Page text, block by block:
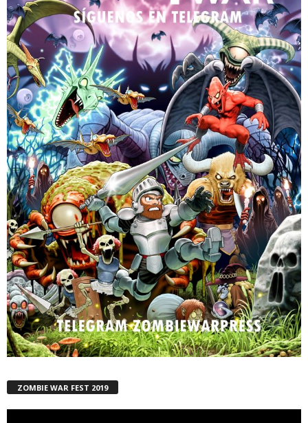
ZOMBIE WAR FEST 2019